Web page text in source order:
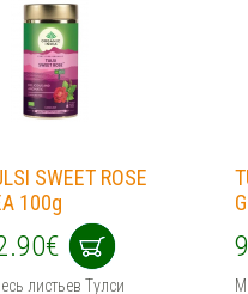
SWEET ROSE
100g
листьев Тулси